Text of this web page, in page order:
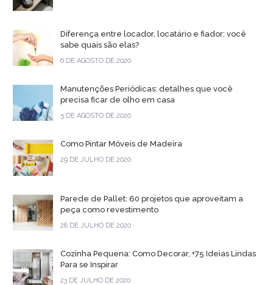
Diferença entre locador, locatário e fiador: você
sabe quais são elas?
6 DE AGOSTO DE 2020
Manutenções Periódicas: detalhes que você
precisa ficar de olho em casa
5 DE AGOSTO DE 2020
Como Pintar Móveis de Madeira
29 DE JULHO DE 2020
Parede de Pallet: 60 projetos que aproveitam a
peça como revestimento
28 DE JULHO DE 2020
Cozinha Pequena: Como Decorar, +75 Ideias Lindas
Para se Inspirar
23 DE JULHO DE 2020